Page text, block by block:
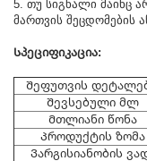
5. თუ სიგნალი მაინც
მართვის შეცდომების
Სპეციფიკაცია:
Შეფუთვის
Შევსებული მლ
Მთლიანი წონა
Პროდუქტის ზომა
Ვარგისიანობის